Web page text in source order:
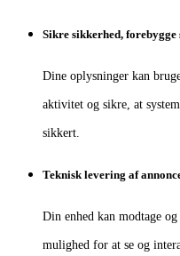
Sikre sikkerhed,
Dine oplysninger kan
aktivitet og sikre, at
sikkert.
Teknisk levering af
Din enhed kan modtage
mulighed for at se og